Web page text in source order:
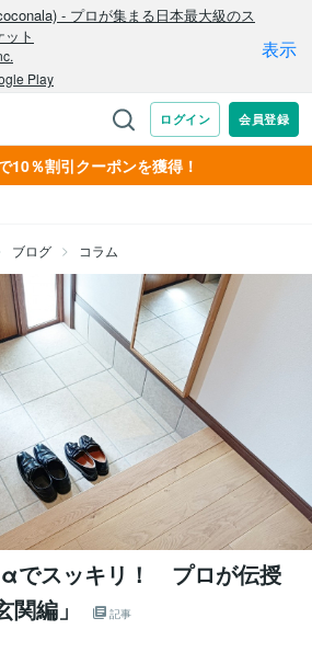
10％割引クーポンを獲得！
ブログ コラム
でスッキリ！ プロが伝授
編」
記事